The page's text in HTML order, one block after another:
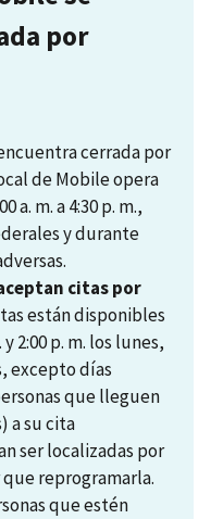
por
cerrada por
de Mobile opera
a. m. a 4:30 p. m.,
y durante
citas por
están disponibles
y 2:00 p. m. los lunes,
excepto días
que lleguen
a su cita
ser localizadas por
reprogramarla.
que estén